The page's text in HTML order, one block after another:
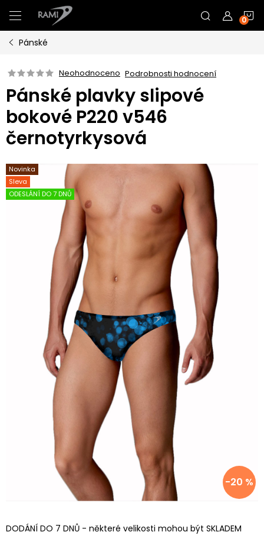
na
obsah
Pánské
Neohodnoceno Podrobnosti hodnocení
Pánské plavky slipové
bokové P220 v546
černotyrkysová
Novinka
Sleva
ODESLÁNÍ DO 7 DNŮ
-20 %
DODÁNÍ DO 7 DNŮ - některé velikosti mohou být SKLADEM